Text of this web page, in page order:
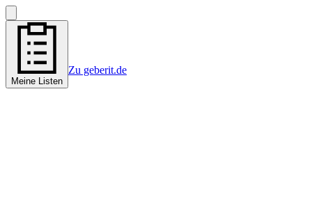
Meine Listen
Zu geberit.de